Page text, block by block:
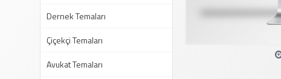
Dernek Temaları
Çiçekçi Temaları
Avukat Temaları